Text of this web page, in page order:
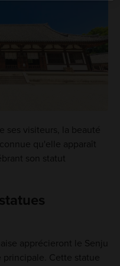
ses visiteurs, la beauté
qu'elle apparaît
son statut
apprécieront le Senju
principale. Cette statue